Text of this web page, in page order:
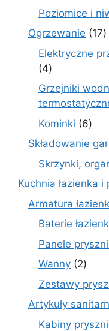
Poziomice i
Ogrzewanie 1717
Elektryczne
44
produkty
Grzejniki
Kominki 66
Składowanie
Skrzynki,
Kuchnia łazienka i
Armatura
Baterie
Panele
Wanny 22
Zestawy
Artykuły
Kabiny